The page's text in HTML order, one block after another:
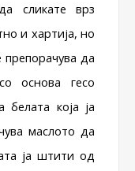
сликате врз
и хартија, но
да
основа гесо
која ја
маслото да
ја штити од